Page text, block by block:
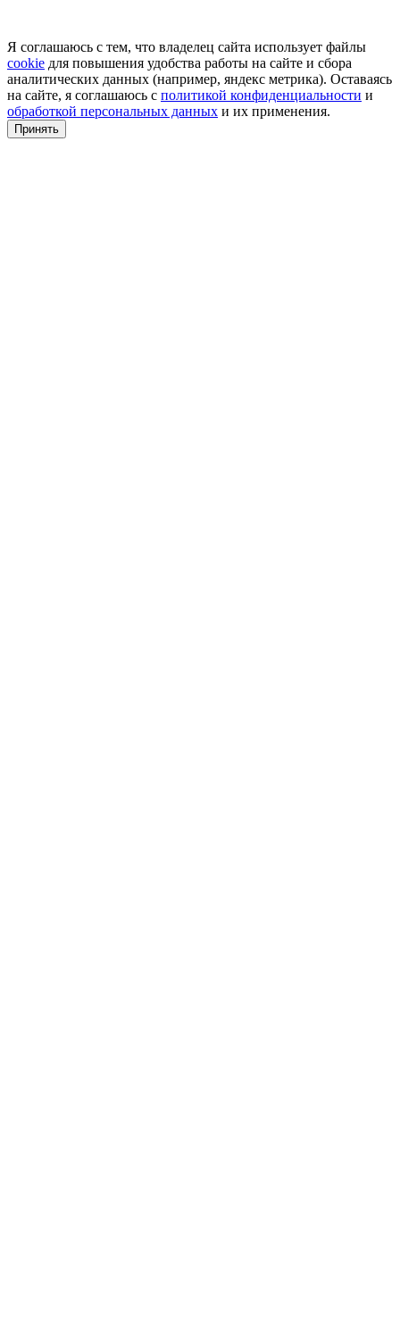
Я соглашаюсь с тем, что владелец сайта использует файлы
cookie для повышения удобства работы на сайте и сбора
аналитических данных (например, яндекс метрика). Оставаясь
на сайте, я соглашаюсь с политикой конфиденциальности и
обработкой персональных данных и их применения.
Принять